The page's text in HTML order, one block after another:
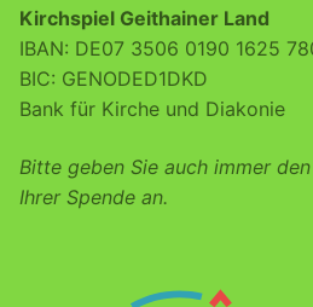
Kirchspiel Geithainer Land
IBAN: DE07 3506 0190 1625
BIC: GENODED1DKD
Bank für Kirche und Diakonie
Bitte geben Sie auch immer
Ihrer Spende an.